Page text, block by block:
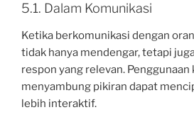
5.1. Dalam Komunikasi
Ketika berkomunikasi dengan
tidak hanya mendengar, tetapi
respon yang relevan. Penggunaan
menyambung pikiran dapat
lebih interaktif.